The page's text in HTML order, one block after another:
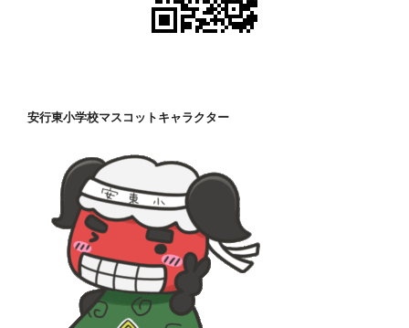
安行東小学校マスコットキャラクター